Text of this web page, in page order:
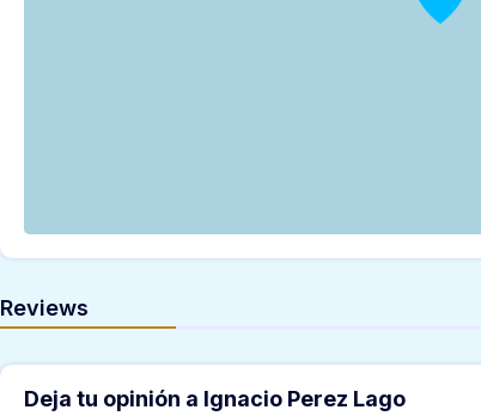
Reviews
Deja tu opinión a Ignacio Perez Lago